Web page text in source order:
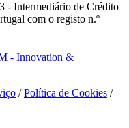
- Intermediário de Crédito
com o registo n.º
- Innovation &
/Política de Cookies /